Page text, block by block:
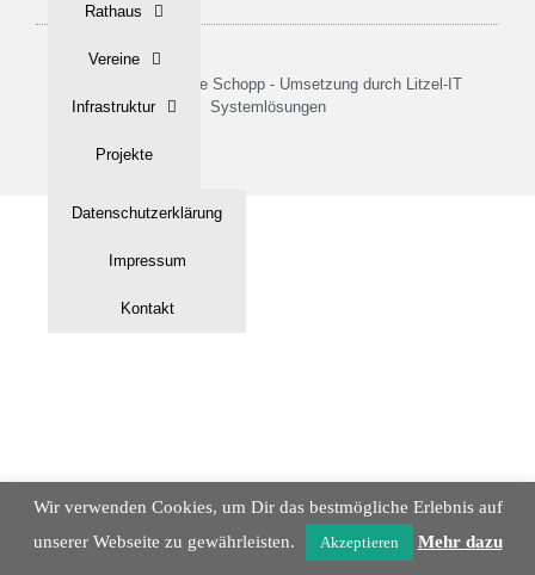
Rathaus
Vereine
Infrastruktur
Projekte
© 2022 - Gemeinde Schopp - Umsetzung durch Litzel-IT
Systemlösungen
Datenschutzerklärung
Impressum
Kontakt
Wir verwenden Cookies, um Dir das bestmögliche Erlebnis auf
unserer Webseite zu gewährleisten.
Akzeptieren Mehr dazu